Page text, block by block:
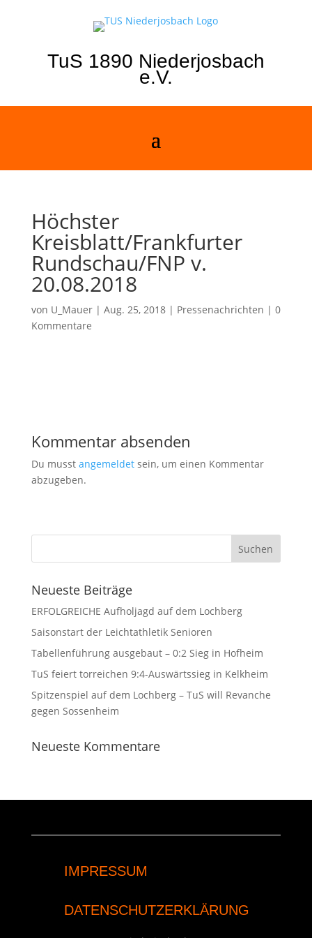
TuS 1890 Niederjosbach
e.V.
Höchster
Kreisblatt/Frankfurter
Rundschau/FNP v.
20.08.2018
von U_Mauer| Aug. 25, 2018| Pressenachrichten | 0
Kommentare
Kommentar absenden
Du musst angemeldetsein, um einen Kommentar
abzugeben.
Neueste Beiträge
ERFOLGREICHE Aufholjagd auf dem Lochberg
Saisonstart der Leichtathletik Senioren
Tabellenführung ausgebaut – 0:2 Sieg in Hofheim
TuS feiert torreichen 9:4-Auswärtssieg in Kelkheim
Spitzenspiel auf dem Lochberg – TuS will Revanche
gegen Sossenheim
Neueste Kommentare
IMPRESSUM
DATENSCHUTZERKLÄRUNG